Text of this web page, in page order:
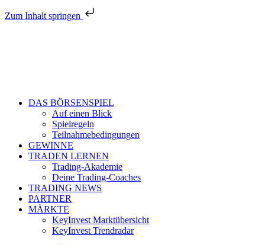
Zum Inhalt springen
DAS BÖRSENSPIEL
Auf einen Blick
Spielregeln
Teilnahmebedingungen
GEWINNE
TRADEN LERNEN
Trading-Akademie
Deine Trading-Coaches
TRADING NEWS
PARTNER
MÄRKTE
KeyInvest Marktübersicht
KeyInvest Trendradar